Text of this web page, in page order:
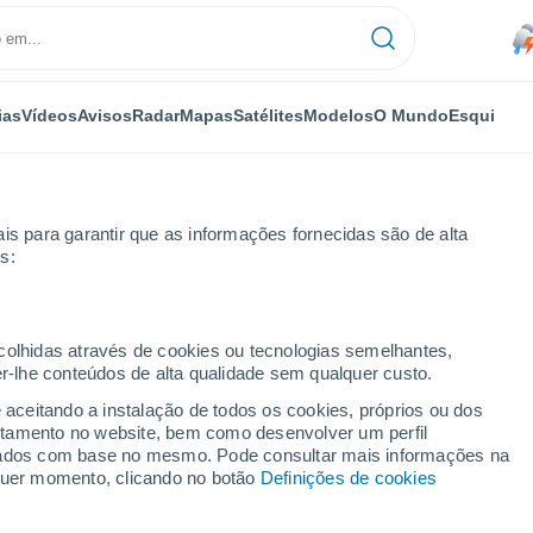
para garantir que as informações fornecidas são de alta
através de cookies ou tecnologias semelhantes,
conteúdos de alta qualidade sem qualquer custo.
a instalação de todos os cookies, próprios ou dos
no website, bem como desenvolver um perfil
com base no mesmo. Pode consultar mais informações na
momento, clicando no botão Definições de cookies
VídeosAvisosRadarMapasSatélitesModelosO MundoEsqui
...